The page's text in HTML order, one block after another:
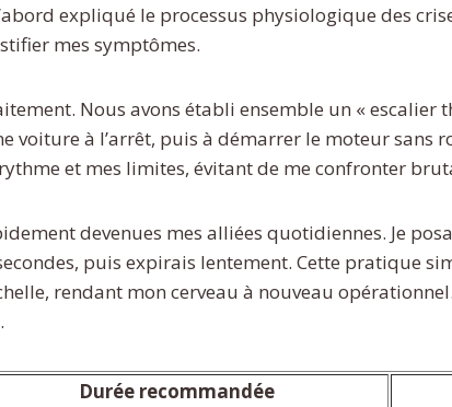
expliqué le processus physiologique des
mes symptômes.
Nous avons établi ensemble un « escalier
voiture à l’arrêt, puis à démarrer le moteur
et mes limites, évitant de me confronter
devenues mes alliées quotidiennes. Je
puis expirais lentement. Cette pratique
rendant mon cerveau à nouveau
Durée recommandée